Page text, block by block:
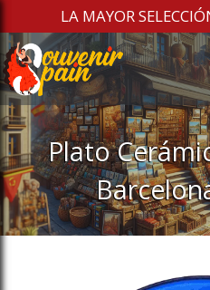
slideout menu.
slideout menu.
slideout menu.
LA MAYOR
Plato